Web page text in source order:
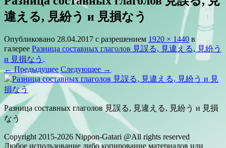
違える, 見紛う и 見損なう
Опубликовано 28.04.2017 с разрешением 1920 × 1440 в
галерее Разница составных глаголов 見誤る, 見違える, 見紛う
и 見損なう .
← Предыдущее Следующее →
Разница составных глаголов 見誤る, 見違える, 見紛う и 見損
なう
Copyright 2015-2026 Nippon-Gatari @All rights reserved
Любое использование либо копирование материалов или